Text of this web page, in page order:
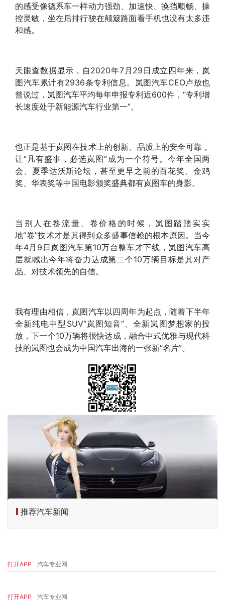
的感受像德系车一样动力强劲、加速快、换挡顺畅、操
控灵敏，坐在后排行驶在颠簸路面看手机也没有太多违
和感。
天眼查数据显示，自2020年7月29日成立四年来，岚
图汽车累计有2936条专利信息。岚图汽车CEO卢放也
曾说过，岚图汽车平均每年申报专利近600件，“专利增
长速度处于新能源汽车行业第一”。
也正是基于岚图在技术上的创新、品质上的安全可靠，
让“凡有盛事，必选岚图”成为一个符号。今年全国两
会、夏季达沃斯论坛，甚至更早之前的百花奖、金鸡
奖、华表奖等中国电影颁奖盛典都有岚图车的身影。
当别人在卷流量、卷价格的时候，岚图踏踏实实
地“卷”技术才是其得到众多盛事信赖的根本原因。当今
年4月9日岚图汽车第10万台整车才下线，岚图汽车高
层就喊出今年将奋力达成第二个10万辆目标是其对产
品、对技术领先的自信。
我有理由相信，岚图汽车以四周年为起点，随着下半年
全新纯电中型SUV“岚图知音”、全新岚图梦想家的投
放，下一个10万辆将很快达成，融合中式优雅与现代科
技的岚图也会成为中国汽车出海的一张新“名片”。
推荐汽车新闻
打开APP 汽车专业网
打开APP 汽车专业网